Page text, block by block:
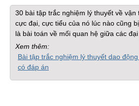
30 bài tập trắc nghiệm lý thuyết về vận
cực đại, cực tiểu của nó lúc nào cũng
là bài toán về mối quan hệ giữa các
Xem thêm:
Bài tập trắc nghiệm lý thuyết dao
có đáp án